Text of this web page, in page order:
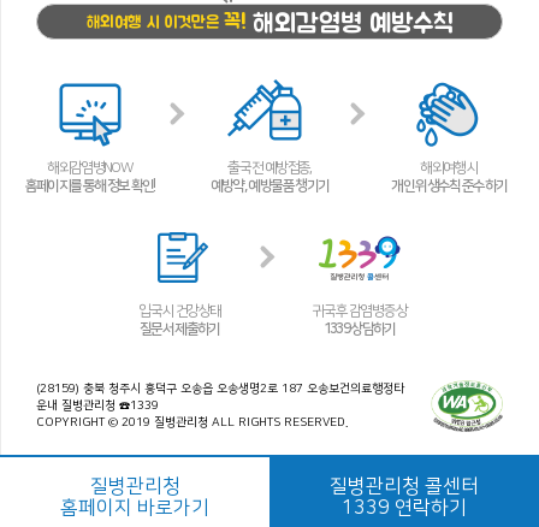
해외여행 시 이것만은 꼭! 해외감염병 예방수칙
해외감염병NOW
홈페이지를 통해 정보 확인!
출국 전 예방접종,
예방약, 예방물품 챙기기
해외여행 시
개인 위생수칙 준수하기
입국 시 건강상태
질문서 제출하기
귀국 후 감염병 증상
1339 상담하기
(28159) 충북 청주시 흥덕구 오송읍 오송생명2로 187 오송보건의료행정타
운내 질병관리청 ☎1339
COPYRIGHT © 2019 질병관리청 ALL RIGHTS RESERVED.
질병관리청
홈페이지 바로가기
질병관리청 콜센터
1339 연락하기